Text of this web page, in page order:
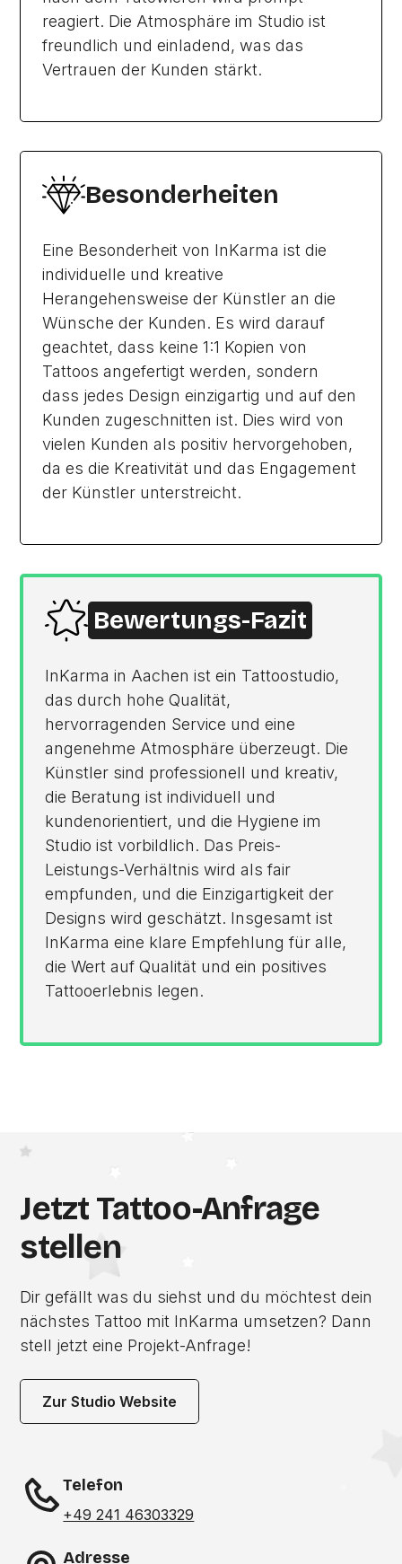
reagiert. Die Atmosphäre im Studio ist
freundlich und einladend, was das
Vertrauen der Kunden stärkt.
Besonderheiten
Eine Besonderheit von InKarma ist die
individuelle und kreative
Herangehensweise der Künstler an die
Wünsche der Kunden. Es wird darauf
geachtet, dass keine 1:1 Kopien von
Tattoos angefertigt werden, sondern
dass jedes Design einzigartig und auf den
Kunden zugeschnitten ist. Dies wird von
vielen Kunden als positiv hervorgehoben,
da es die Kreativität und das Engagement
der Künstler unterstreicht.
Bewertungs-Fazit
InKarma in Aachen ist ein Tattoostudio,
das durch hohe Qualität,
hervorragenden Service und eine
angenehme Atmosphäre überzeugt. Die
Künstler sind professionell und kreativ,
die Beratung ist individuell und
kundenorientiert, und die Hygiene im
Studio ist vorbildlich. Das Preis-
Leistungs-Verhältnis wird als fair
empfunden, und die Einzigartigkeit der
Designs wird geschätzt. Insgesamt ist
InKarma eine klare Empfehlung für alle,
die Wert auf Qualität und ein positives
Tattooerlebnis legen.
Jetzt Tattoo-Anfrage
stellen
Dir gefällt was du siehst und du möchtest dein
nächstes Tattoo mit InKarma umsetzen? Dann
stell jetzt eine Projekt-Anfrage!
Zur Studio Website
Telefon
+49 241 46303329
Adresse